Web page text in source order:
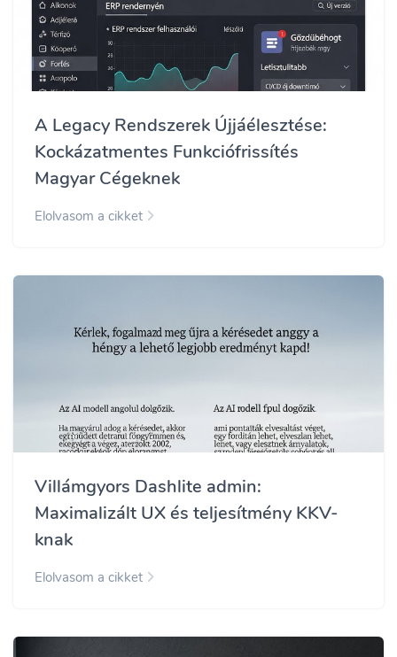
A Legacy Rendszerek Újjáélesztése:
Kockázatmentes Funkciófrissítés
Magyar Cégeknek
Elolvasom a cikket
Villámgyors Dashlite admin:
Maximalizált UX és teljesítmény KKV-
knak
Elolvasom a cikket